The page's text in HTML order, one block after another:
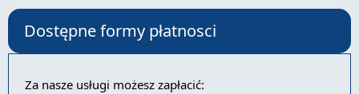
Dostępne formy płatnosci
Za nasze usługi możesz zapłacić: